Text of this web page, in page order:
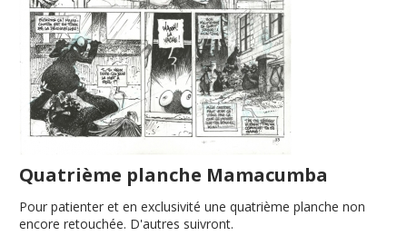
Quatrième planche Mamacumba
Pour patienter et en exclusivité une quatrième planche non
encore retouchée. D'autres suivront.